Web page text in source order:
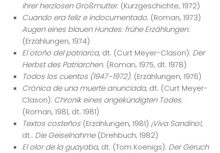
ihrer herzlosen Großmutter. (Kurzgeschichte, 1972)
Cuando era feliz e indocumentado. (Roman, 1973)
Augen eines blauen Hundes: frühe Erzählungen.
(Erzählungen, 1974)
El otoño del patriarca, dt. (Curt Meyer-Clason): Der
Herbst des Patriarchen. (Roman, 1975, dt. 1978)
Todos los cuentos (1947–1972). (Erzählungen, 1976)
Crónica de una muerte anunciada, dt. (Curt Meyer-
Clason): Chronik eines angekündigten Todes.
(Roman, 1981, dt. 1981)
Textos costeños(Erzählungen, 1981) ¡Viva Sandino!,
dt.: Die Geiselnahme(Drehbuch, 1982)
El olor de la guayaba, dt. (Tom Koenigs): Der Geruch